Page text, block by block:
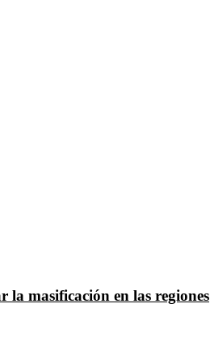
masificación en las regiones